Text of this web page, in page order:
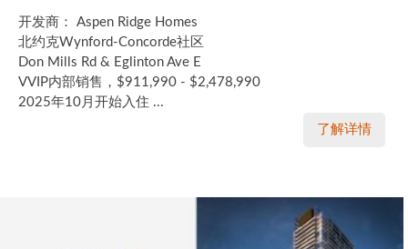
开发商： Aspen Ridge Homes
北约克Wynford-Concorde社区
Don Mills Rd & Eglinton Ave E
VVIP内部销售，$911,990 - $2,478,990
2025年10月开始入住 ...
了解详情